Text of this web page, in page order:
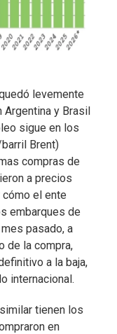
levemente
Argentina y Brasil
sigue en los
Brent)
compras de
a precios
el ente
embarques de
pasado, a
de la compra,
a la baja,
internacional.
tienen los
en